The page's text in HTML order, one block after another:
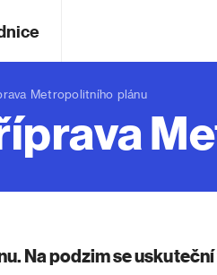
Metropolitního plánu
Na podzim se